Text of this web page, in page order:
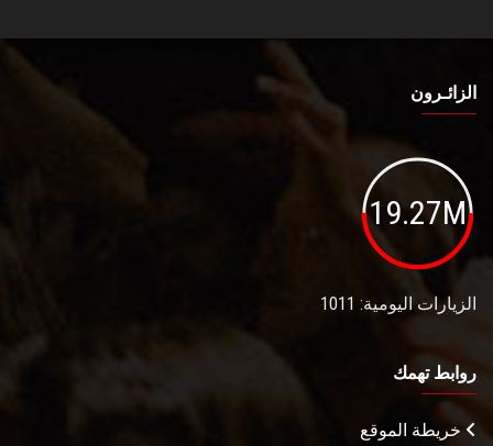
الزائـرون
19.27M
الزيارات اليومية: 1011
روابط تهمك
خريطة الموقع